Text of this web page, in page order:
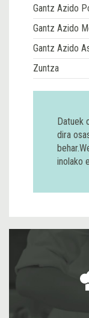
Gantz Azido
Gantz Azido
Gantz Azido
Zuntza
Datuek
dira
inolako